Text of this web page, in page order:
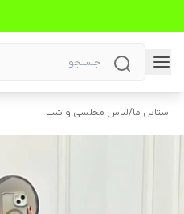
استایل ما/لباس مجلسی و شب